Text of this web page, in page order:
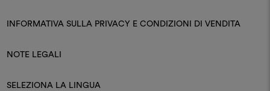
INFORMATIVA SULLA PRIVACY E CONDIZIONI DI VENDITA
NOTE LEGALI
SELEZIONA LA LINGUA